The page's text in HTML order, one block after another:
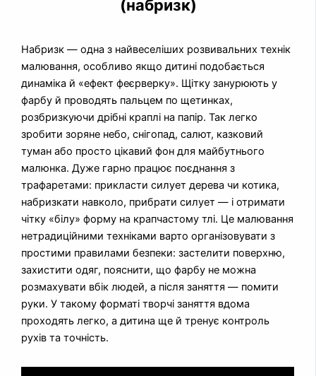
(набризк)
Набризк — одна з найвеселіших розвивальних технік
малювання, особливо якщо дитині подобається
динаміка й «ефект феєрверку». Щітку занурюють у
фарбу й проводять пальцем по щетинках,
розбризкуючи дрібні краплі на папір. Так легко
зробити зоряне небо, снігопад, салют, казковий
туман або просто цікавий фон для майбутнього
малюнка. Дуже гарно працює поєднання з
трафаретами: прикласти силует дерева чи котика,
набризкати навколо, прибрати силует — і отримати
чітку «білу» форму на крапчастому тлі. Це малювання
нетрадиційними техніками варто організовувати з
простими правилами безпеки: застелити поверхню,
захистити одяг, пояснити, що фарбу не можна
розмахувати вбік людей, а після заняття — помити
руки. У такому форматі творчі заняття вдома
проходять легко, а дитина ще й тренує контроль
рухів та точність.